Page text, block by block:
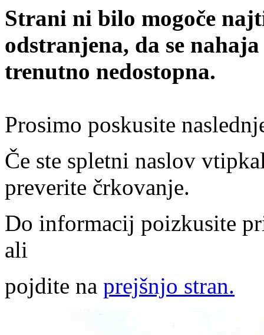
Strani ni bilo mogoče
odstranjena, da se
trenutno nedostopna.
Prosimo poskusite
Če ste spletni naslov
preverite črkovanje.
Do informacij poizkusite
ali
pojdite na prejšnjo stran.